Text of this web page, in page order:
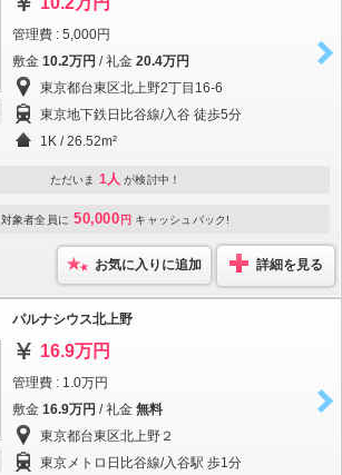
管理費 : 5,000円
敷金 10.2万円 / 礼金 20.4万円
東京都台東区北上野2丁目16-6
東京地下鉄日比谷線/入谷 徒歩5分
1K / 26.52m²
ただいま 1人 が検討中！
対象者全員に 50,000 円 キャッシュバック!
お気に入りに追加 詳細を見る
パルナシウス北上野
16.9万円
管理費 : 1.0万円
敷金 16.9万円 / 礼金 無料
東京都台東区北上野２
東京メトロ日比谷線/入谷駅 歩1分